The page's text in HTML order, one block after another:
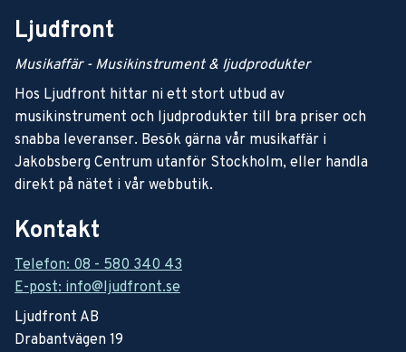
Ljudfront
Musikaffär - Musikinstrument & ljudprodukter
Hos Ljudfront hittar ni ett stort utbud av
musikinstrument och ljudprodukter till bra priser och
snabba leveranser. Besök gärna vår musikaffär i
Jakobsberg Centrum utanför Stockholm, eller handla
direkt på nätet i vår webbutik.
Kontakt
Telefon: 08 - 580 340 43
E-post: info@ljudfront.se
Ljudfront AB
Drabantvägen 19